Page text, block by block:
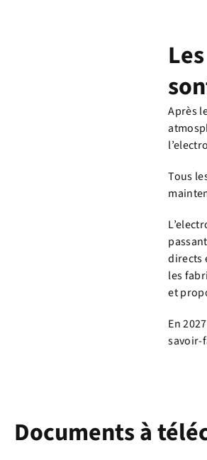
Après
Tous
directs
les
et
En
savoir-
Documents à